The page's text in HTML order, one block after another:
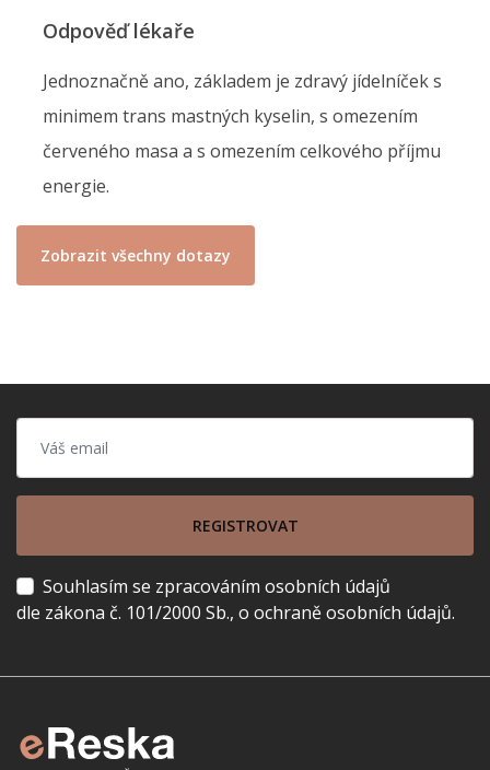
Odpověď lékaře
Jednoznačně ano, základem je zdravý jídelníček s
minimem trans mastných kyselin, s omezením
červeného masa a s omezením celkového příjmu
energie.
Zobrazit všechny dotazy
REGISTROVAT
Souhlasím se zpracováním osobních údajů
dle zákona č. 101/2000 Sb., o ochraně osobních údajů.